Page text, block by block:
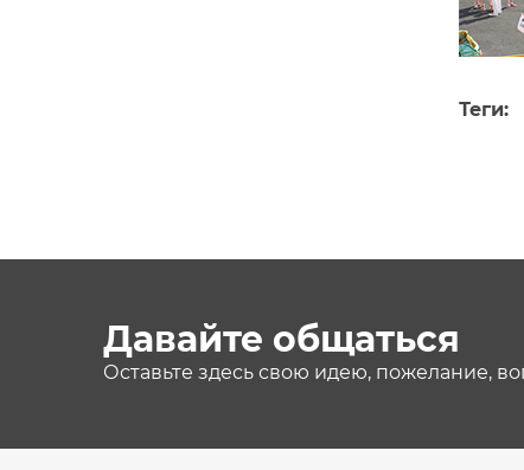
Теги:
Давайте общаться
Оставьте здесь свою идею, пожелание,